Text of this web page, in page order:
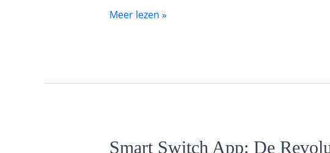
een
Meer lezen »
Smart Switch App: De
Smart